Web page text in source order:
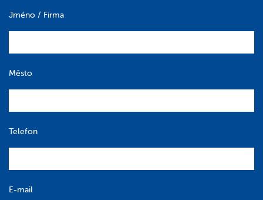
Jméno / Firma
Město
Telefon
E-mail